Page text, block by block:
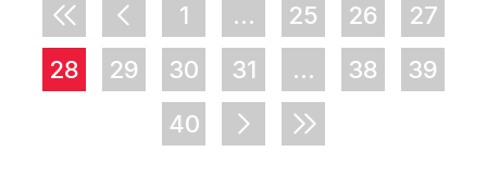
1 ... 25 26
27
28
29 30 31 ... 38
39
40